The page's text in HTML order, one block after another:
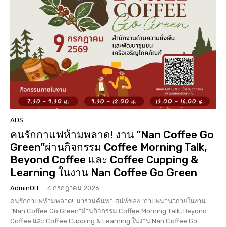
ADS
คนรักกาแฟห้ามพลาด! งาน “Nan Coffee Go
Green”ผ่านกิจกรรม Coffee Morning Talk,
Beyond Coffee และ Coffee Cupping &
Learning ในงาน Nan Coffee Go Green
AdminOIT - 4 กรกฎาคม 2026
คนรักกาแฟห้ามพลาด! มาร่วมค้นหาเสน่ห์ของ “กาแฟน่าน”ภายในงาน
“Nan Coffee Go Green”ผ่านกิจกรรม Coffee Morning Talk, Beyond
Coffee และ Coffee Cupping & Learning ในงาน Nan Coffee Go